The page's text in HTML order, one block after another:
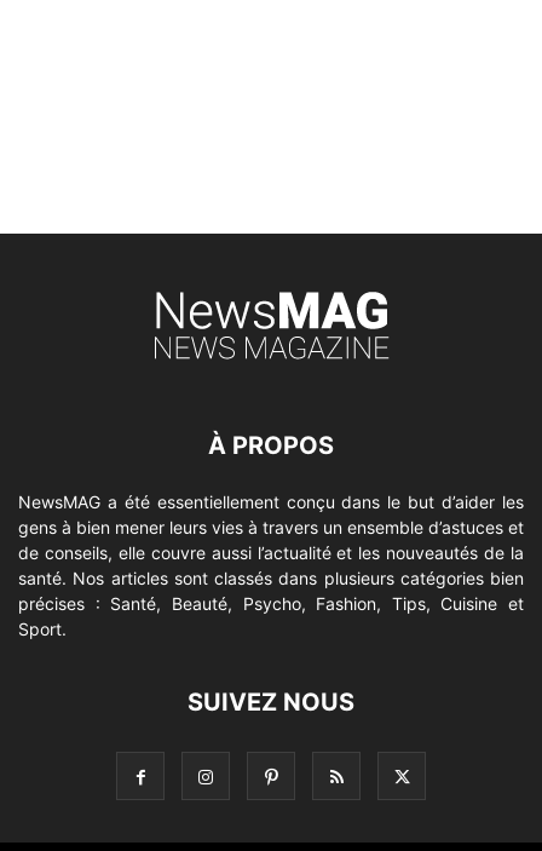
À PROPOS
NewsMAG a été essentiellement conçu dans le but d’aider les
gens à bien mener leurs vies à travers un ensemble d’astuces et
de conseils, elle couvre aussi l’actualité et les nouveautés de la
santé. Nos articles sont classés dans plusieurs catégories bien
précises : Santé, Beauté, Psycho, Fashion, Tips, Cuisine et
Sport.
SUIVEZ NOUS